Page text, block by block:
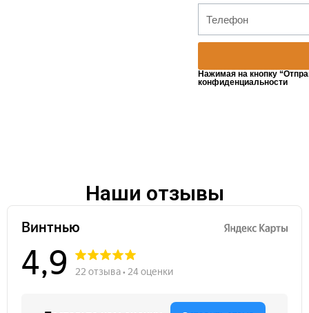
Нажимая на кнопку
конфиденциальности
Наши отзывы